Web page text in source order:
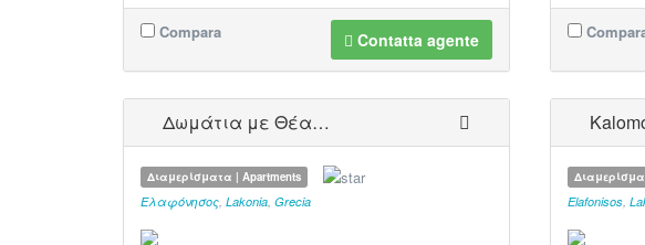
Contatta agente
Compara
Δωμάτια με Θέα…
Διαμερίσματα | Apartments
Ελαφόνησος Lakonia Grecia Elafonisos